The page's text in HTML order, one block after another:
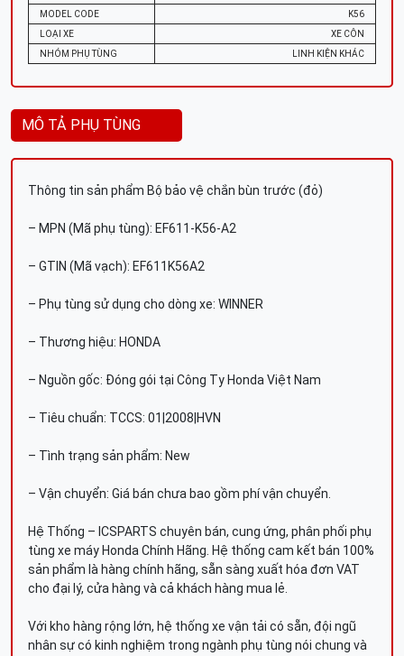
MODEL CODE
K56
LOẠI XE
XE CÔN
NHÓM PHỤ TÙNG
LINH KIỆN KHÁC
MÔ TẢ PHỤ TÙNG
Thông tin sản phẩm Bộ bảo vệ chắn bùn trước (đỏ)
– MPN (Mã phụ tùng): EF611-K56-A2
– GTIN (Mã vạch): EF611K56A2
– Phụ tùng sử dụng cho dòng xe: WINNER
– Thương hiệu: HONDA
– Nguồn gốc: Đóng gói tại Công Ty Honda Việt Nam
– Tiêu chuẩn: TCCS: 01|2008|HVN
– Tình trạng sản phẩm: New
– Vận chuyển: Giá bán chưa bao gồm phí vận chuyển.
Hệ Thống – ICSPARTS chuyên bán, cung ứng, phân phối phụ
tùng xe máy Honda Chính Hãng. Hệ thống cam kết bán 100%
sản phẩm là hàng chính hãng, sẵn sàng xuất hóa đơn VAT
cho đại lý, cửa hàng và cả khách hàng mua lẻ.
Với kho hàng rộng lớn, hệ thống xe vận tải có sẵn, đội ngũ
nhân sự có kinh nghiệm trong ngành phụ tùng nói chung và